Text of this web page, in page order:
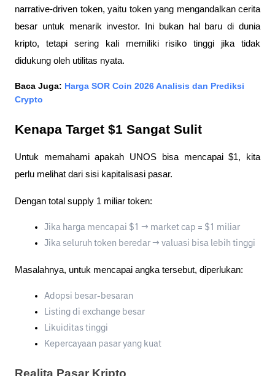
narrative-driven token, yaitu token yang mengandalkan cerita
besar untuk menarik investor. Ini bukan hal baru di dunia
kripto, tetapi sering kali memiliki risiko tinggi jika tidak
didukung oleh utilitas nyata.
Baca Juga: Harga SOR Coin 2026 Analisis dan Prediksi
Crypto
Kenapa Target $1 Sangat Sulit
Untuk memahami apakah UNOS bisa mencapai $1, kita
perlu melihat dari sisi kapitalisasi pasar.
Dengan total supply 1 miliar token:
Jika harga mencapai $1 → market cap = $1 miliar
Jika seluruh token beredar → valuasi bisa lebih tinggi
Masalahnya, untuk mencapai angka tersebut, diperlukan:
Adopsi besar-besaran
Listing di exchange besar
Likuiditas tinggi
Kepercayaan pasar yang kuat
Realita Pasar Kripto